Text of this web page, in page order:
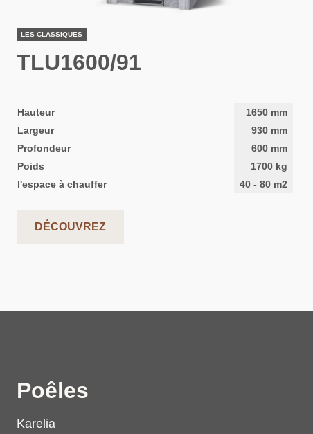
LES CLASSIQUES
TLU1600/91
Hauteur 1650 mm
Largeur
930 mm
Profondeur
600 mm
Poids
1700 kg
l'espace à chauffer
40 - 80 m2
DÉCOUVREZ
Poêles
Karelia